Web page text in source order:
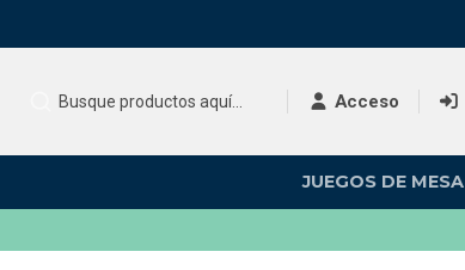
Acceso
JUEGOS DE MESA